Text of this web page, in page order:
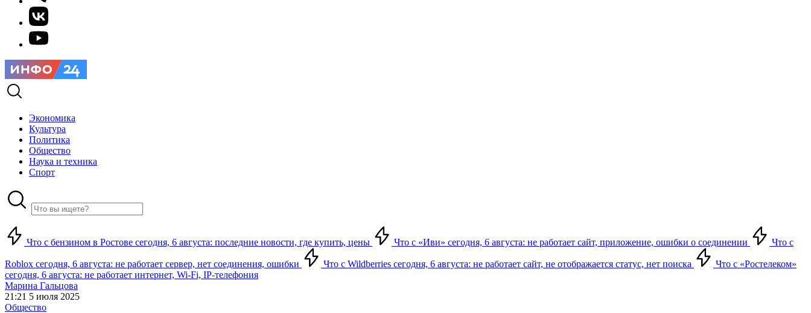
Экономика
Культура
Политика
Общество
Наука и техника
Спорт
Что с бензином в Ростове сегодня, 6 августа: последние новости, где купить, цены Что с «Иви» сегодня, 6 августа: не работает сайт, приложение, ошибки о соединении Что с
Roblox сегодня, 6 августа: не работает сервер, нет соединения, ошибки Что с Wildberries сегодня, 6 августа: не работает сайт, не отображается статус, нет поиска
Что с «Ростелеком»
сегодня, 6 августа: не работает интернет, Wi-Fi, IP-телефония
Марина Гальцова
21:21 5 июля 2025
Общество